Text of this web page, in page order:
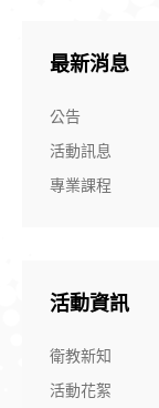
最新消息
公告
活動訊息
專業課程
活動資訊
衛教新知
活動花絮